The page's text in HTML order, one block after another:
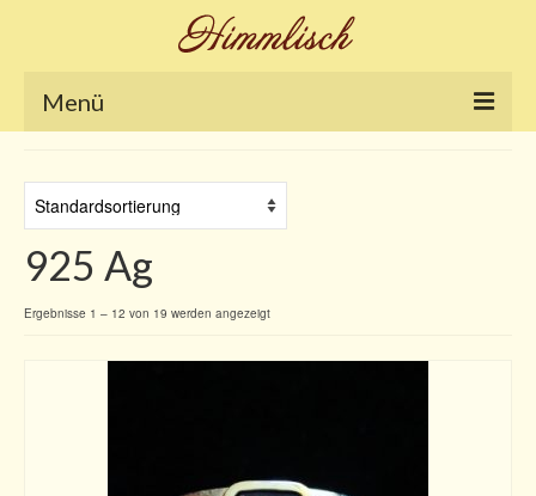
Menü
Galerie
Nikola´s Blog
Shop
Ringe
925 Ag
Ergebnisse 1 – 12 von 19 werden angezeigt